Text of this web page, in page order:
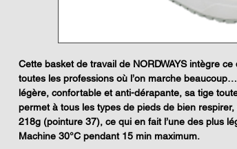
Cette basket de travail de NORDWAYS intègre
toutes les professions où l’on marche
légère, confortable et anti-dérapante, sa tige
permet à tous les types de pieds de bien
218g (pointure 37), ce qui en fait l’une des plus
Machine 30°C pendant 15 min maximum.